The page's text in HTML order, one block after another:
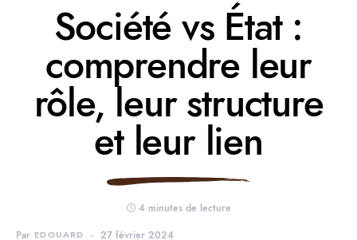
Société vs État :
comprendre leur
rôle, leur structure
et leur lien
4 minutes de lecture
Par EDOUARD 27 février 2024